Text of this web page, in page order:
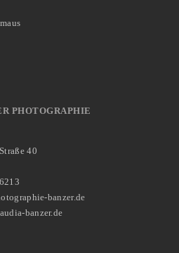
PHOTOGRAPHIE
40
banzer.de
banzer.de